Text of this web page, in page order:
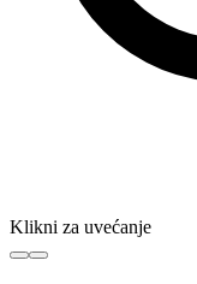
Klikni za uvećanje